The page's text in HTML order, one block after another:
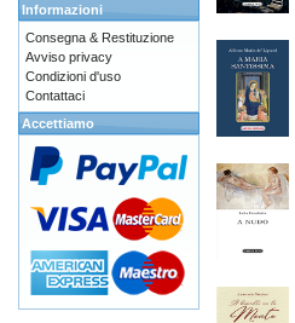
Informazioni
Consegna & Restituzione
Avviso privacy
Condizioni d'uso
Contattaci
Accettiamo